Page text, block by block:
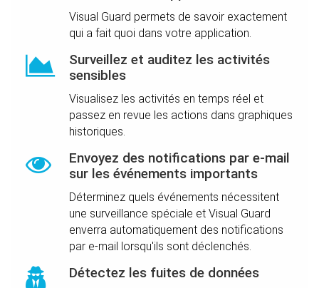
Visual Guard permets de savoir exactement
qui a fait quoi dans votre application.
Surveillez et auditez les activités
sensibles
Visualisez les activités en temps réel et
passez en revue les actions dans graphiques
historiques.
Envoyez des notifications par e-mail
sur les événements importants
Déterminez quels événements nécessitent
une surveillance spéciale et Visual Guard
enverra automatiquement des notifications
par e-mail lorsqu'ils sont déclenchés.
Détectez les fuites de données